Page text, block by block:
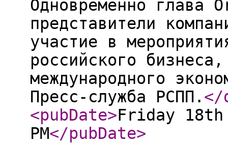
Одновременно глава
представители
участие в
российского
международного
Пресс-служба РСПП. </
<pubDate>Friday 18th
PM</pubDate>